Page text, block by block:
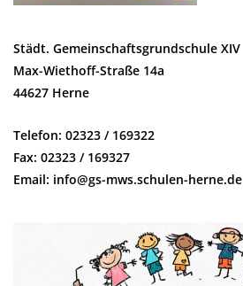
Städt. Gemeinschaftsgrundschule XIV
Max-Wiethoff-Straße 14a
44627 Herne
Telefon: 02323 / 169322
Fax: 02323 / 169327
Email: info@gs-mws.schulen-herne.de